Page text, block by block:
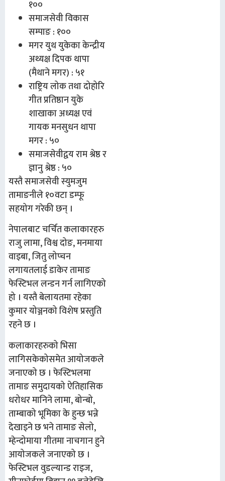
१००
समाजसेवी विकास
सम्पाङ : १००
मगर युथ युकेका केन्द्रीय
अथ्यक्ष दिपक थापा
(मैथाने मगर) : ५१
राष्ट्रिय लोक तथा दोहोरि
गीत प्रतिष्ठान युके
शाखाका अध्यक्ष एवं
गायक मनसुधन थापा
मगर : ५०
समाजसेवीद्वय राम श्रेष्ठ र
ज्ञानु श्रेष्ठ : ५०
यस्तै समाजसेवी स्युमजुम
तामाङनीले १०वटा डम्फू
सहयोग गरेकी छन् ।
नेपालबाट चर्चित कलाकारहरु
राजु लामा, विश्व दोङ, मनमाया
वाइबा, जितु लोप्चन
लगायतलाई डाकेर तामाङ
फेस्टिभल लन्डन गर्न लागिएको
हो । यस्तै बेलायतमा रहेका
कुमार योञ्जनको विशेष प्रस्तुति
रहने छ ।
कलाकारहरुको भिसा
लागिसकेकोसमेत आयोजकले
जनाएको छ । फेस्टिभलमा
तामाङ समुदायको ऐतिहासिक
धरोधर मानिने लामा, बोन्बो,
ताम्बाको भूमिका के हुन्छ भन्ने
देखाइने छ भने तामाङ सेलो,
म्हेन्दोमाया गीतमा नाचगान हुने
आयोजकले जनाएको छ ।
फेस्टिभल वुडल्यान्ड राइज,